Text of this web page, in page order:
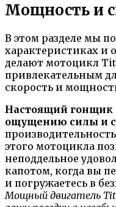
Мощность и
В этом разделе мы
характеристиках и
делают мотоцикл
привлекательным
скорость и
Настоящий гонщик
ощущению силы и
этого мотоцикла
неподдельное
капотом, когда вы
и погружаетесь в
Мощный двигатель